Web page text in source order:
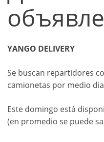
YANGO DELIVERY
Se buscan repartidores
camionetas por medio
Este domingo está
(en promedio se puede